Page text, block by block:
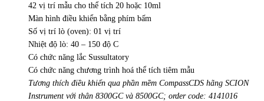
42 vị trí mẫu cho thể tích 20 hoặc 10ml
Màn hình điều khiển bằng phím bấm
Số vị trí lò (oven): 01 vị trí
Nhiệt độ lò: 40 – 150 độ C
Có chức năng lắc Sussultatory
Có chức năng chương trình hoá thể tích tiêm mẫu
Tương thích điều khiển qua phần mềm CompassCDS hãng SCION
Instrument với thân 8300GC và 8500GC; order code: 4141016